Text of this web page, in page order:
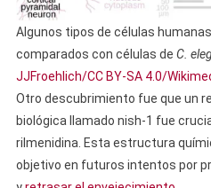
Algunos tipos de células
comparados con células de C.
JJFroehlich/CC BY-SA 4.0/
Otro descubrimiento fue que un
biológica llamado nish-1 fue
rilmenidina. Esta estructura
objetivo en futuros intentos por